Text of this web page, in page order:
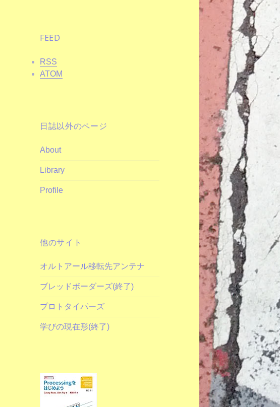
FEED
RSS
ATOM
日誌以外のページ
About
Library
Profile
他のサイト
オルトアール移転先アンテナ
ブレッドボーダーズ(終了)
プロトタイパーズ
学びの現在形(終了)